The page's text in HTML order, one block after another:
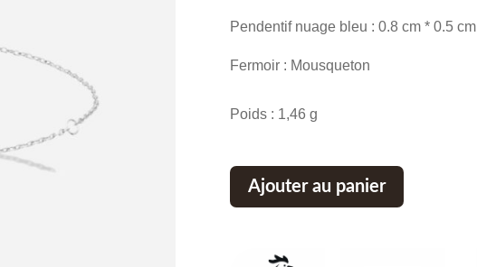
Pendentif nuage bleu : 0.8 cm * 0.5 cm
Fermoir : Mousqueton
Poids : 1,46 g
Ajouter au panier